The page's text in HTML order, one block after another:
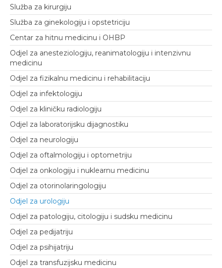
Služba za kirurgiju
Služba za ginekologiju i opstetriciju
Centar za hitnu medicinu i OHBP
Odjel za anesteziologiju, reanimatologiju i intenzivnu
medicinu
Odjel za fizikalnu medicinu i rehabilitaciju
Odjel za infektologiju
Odjel za kliničku radiologiju
Odjel za laboratorijsku dijagnostiku
Odjel za neurologiju
Odjel za oftalmologiju i optometriju
Odjel za onkologiju i nuklearnu medicinu
Odjel za otorinolaringologiju
Odjel za urologiju
Odjel za patologiju, citologiju i sudsku medicinu
Odjel za pedijatriju
Odjel za psihijatriju
Odjel za transfuzijsku medicinu